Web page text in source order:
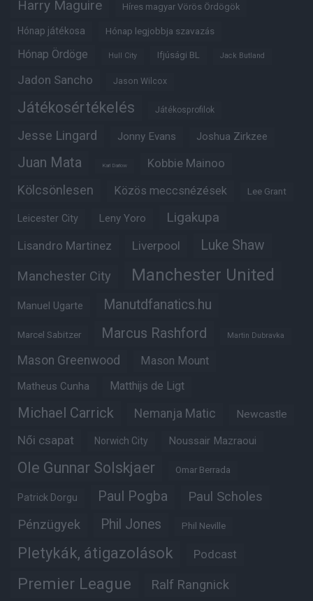
Harry Maguire Híres magyar Vörös Ördögök
Hónap játékosa Hónap legjobbja szavazás
Hónap Ördöge Hull City Ifjúsági BL Jack Butland
Jadon Sancho Jason Wilcox
Játékosértékelés Játékosprofilok
Jesse Lingard Jonny Evans Joshua Zirkzee
Juan Mata Karl Darlow Kobbie Mainoo
Kölcsönlesen Közös meccsnézések Lee Grant
Leicester City Leny Yoro Ligakupa
Lisandro Martinez Liverpool Luke Shaw
Manchester City Manchester United
Manuel Ugarte Manutdfanatics.hu
Marcel Sabitzer Marcus Rashford Martin Dubravka
Mason Greenwood Mason Mount
Matheus Cunha Matthijs de Ligt
Michael Carrick Nemanja Matic Newcastle
Női csapat Norwich City Noussair Mazraoui
Ole Gunnar Solskjaer Omar Berrada
Patrick Dorgu Paul Pogba Paul Scholes
Pénzügyek Phil Jones Phil Neville
Pletykák, átigazolások Podcast
Premier League Ralf Rangnick